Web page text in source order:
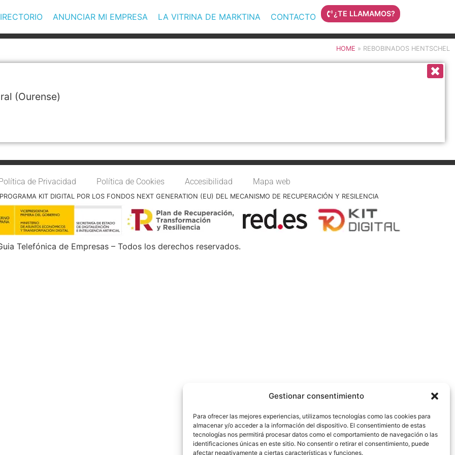
Gestionar consentimiento
Para ofrecer las mejores experiencias, utilizamos tecnologías como las cookies para
almacenar y/o acceder a la información del dispositivo. El consentimiento de estas
tecnologías nos permitirá procesar datos como el comportamiento de navegación o las
identificaciones únicas en este sitio. No consentir o retirar el consentimiento, puede
afectar negativamente a ciertas características y funciones.
ANUNCIAR MI EMPRESA LA VITRINA DE MARKTINA CONTACTO ¿TE LLAMAMOS?
HOME » REBOBINADOS HENTSCHEL
(Ourense)
de Privacidad Política de Cookies Accesibilidad Mapa web
KIT DIGITAL POR LOS FONDOS NEXT GENERATION (EU) DEL MECANISMO DE RECUPERACIÓN Y RESILENCIA
Telefónica de Empresas – Todos los derechos reservados.